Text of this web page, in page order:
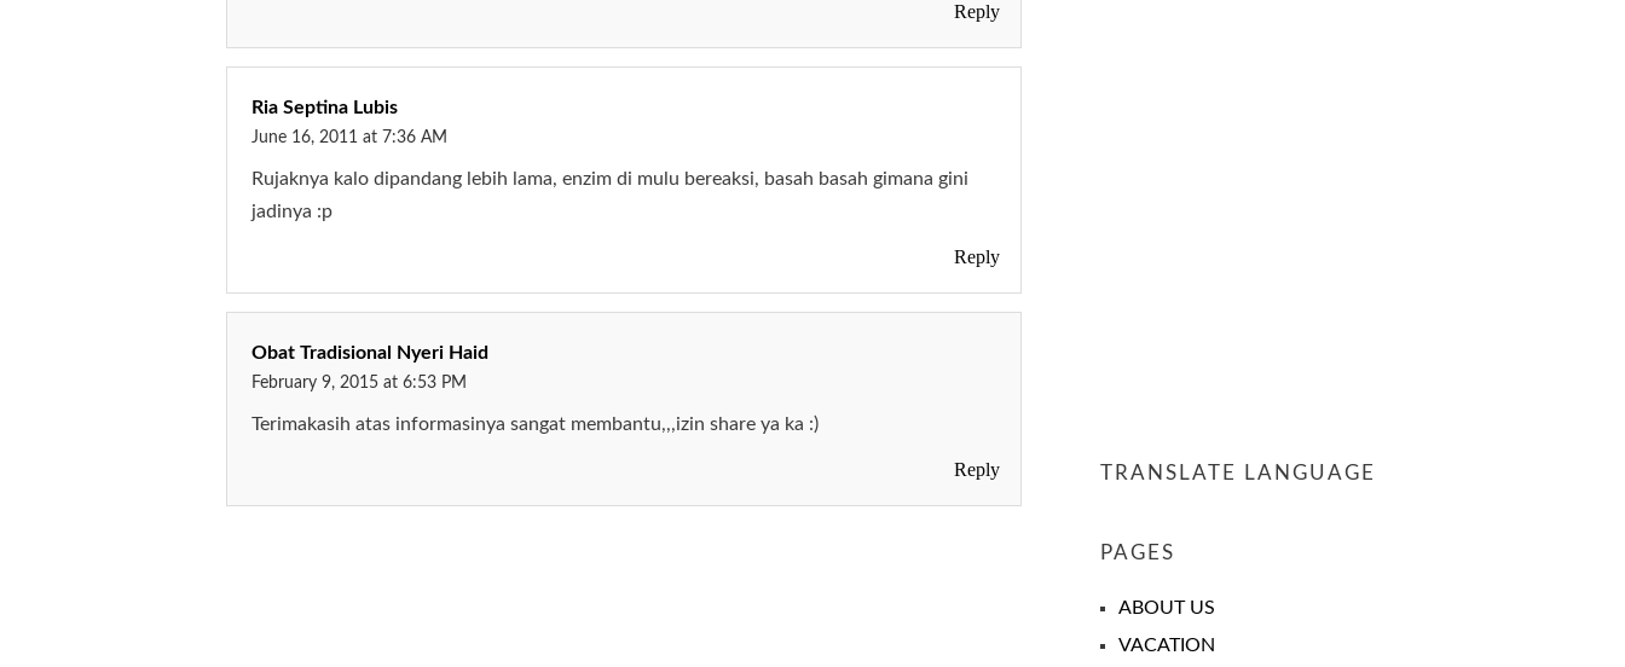
Reply
Ria Septina Lubis
June 16, 2011 at 7:36 AM
Rujaknya kalo dipandang lebih lama, enzim di mulu bereaksi, basah basah gimana gini
jadinya :p
Reply
Obat Tradisional Nyeri Haid
February 9, 2015 at 6:53 PM
Terimakasih atas informasinya sangat membantu,,,izin share ya ka :)
Reply TRANSLATE LANGUAGE
PAGES
ABOUT US
VACATION